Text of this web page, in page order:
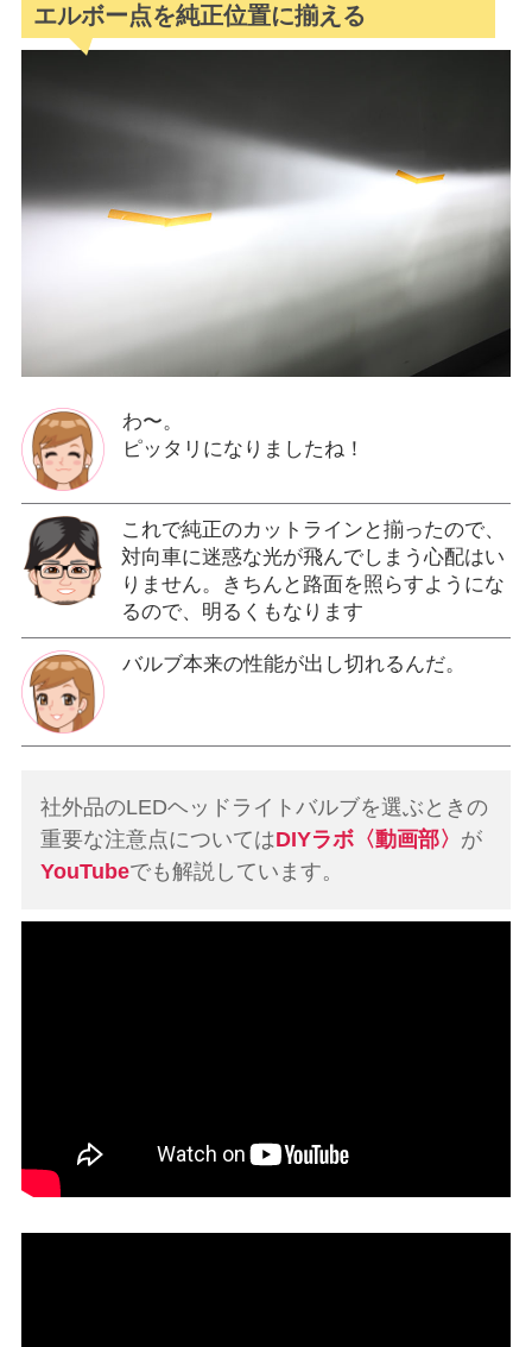
エルボー点を純正位置に揃える
わ〜。
ピッタリになりましたね！
これで純正のカットラインと揃ったので、
対向車に迷惑な光が飛んでしまう心配はい
りません。きちんと路面を照らすようにな
るので、明るくもなります
バルブ本来の性能が出し切れるんだ。
社外品のLEDヘッドライトバルブを選ぶときの
重要な注意点についてはDIYラボ〈動画部〉 が
YouTubeでも解説しています。